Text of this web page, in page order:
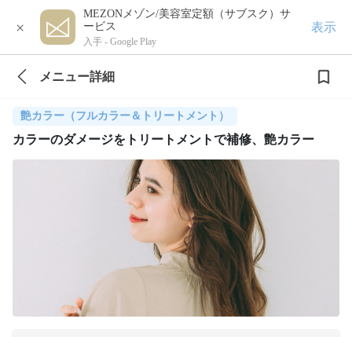
×
MEZONメゾン/美容室定額（サブスク）サ
ービス
入手 - Google Play
表示
メニュー詳細
艶カラー（フルカラー＆トリートメント）
カラーのダメージをトリートメントで補修、艶カラー